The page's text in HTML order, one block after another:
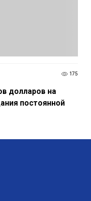
175
долларов на
постоянной